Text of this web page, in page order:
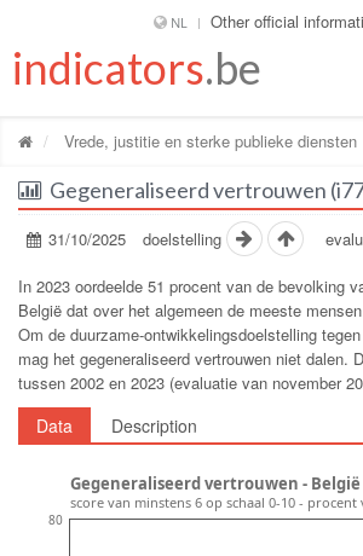
NL Other official
indicators.be
Vrede, justitie en sterke publieke diensten
Gegeneraliseerd vertrouwen
31/10/2025 doelstelling
In 2023 oordeelde 51 procent van de bevolking
België dat over het algemeen de meeste
Om de duurzame-ontwikkelingsdoelstelling
mag het gegeneraliseerd vertrouwen niet dalen.
tussen 2002 en 2023 (evaluatie van november
Data Description
80
Gegeneraliseerd vertrouwen -
score van minstens 6 op schaal 0-10 -